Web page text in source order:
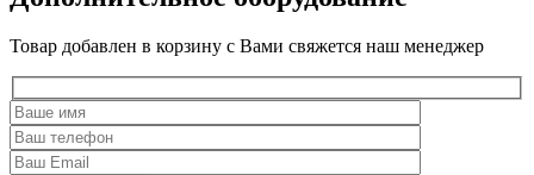
Товар добавлен в корзину с Вами свяжется наш менеджер